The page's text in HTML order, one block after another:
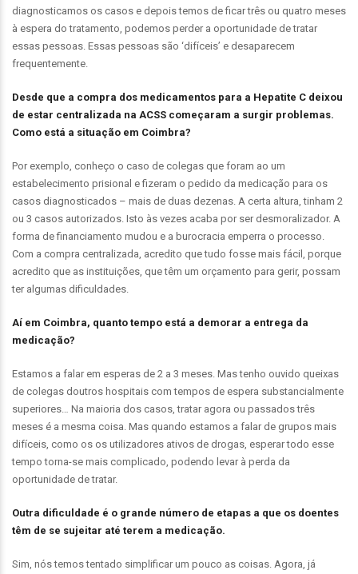
diagnosticamos os casos e depois temos de ficar três ou quatro meses
à espera do tratamento, podemos perder a oportunidade de tratar
essas pessoas. Essas pessoas são ‘difíceis’ e desaparecem
frequentemente.
Desde que a compra dos medicamentos para a Hepatite C deixou
de estar centralizada na ACSS começaram a surgir problemas.
Como está a situação em Coimbra?
Por exemplo, conheço o caso de colegas que foram ao um
estabelecimento prisional e fizeram o pedido da medicação para os
casos diagnosticados – mais de duas dezenas. A certa altura, tinham 2
ou 3 casos autorizados. Isto às vezes acaba por ser desmoralizador. A
forma de financiamento mudou e a burocracia emperra o processo.
Com a compra centralizada, acredito que tudo fosse mais fácil, porque
acredito que as instituições, que têm um orçamento para gerir, possam
ter algumas dificuldades.
Aí em Coimbra, quanto tempo está a demorar a entrega da
medicação?
Estamos a falar em esperas de 2 a 3 meses. Mas tenho ouvido queixas
de colegas doutros hospitais com tempos de espera substancialmente
superiores… Na maioria dos casos, tratar agora ou passados três
meses é a mesma coisa. Mas quando estamos a falar de grupos mais
difíceis, como os os utilizadores ativos de drogas, esperar todo esse
tempo torna-se mais complicado, podendo levar à perda da
oportunidade de tratar.
Outra dificuldade é o grande número de etapas a que os doentes
têm de se sujeitar até terem a medicação.
Sim, nós temos tentado simplificar um pouco as coisas. Agora, já